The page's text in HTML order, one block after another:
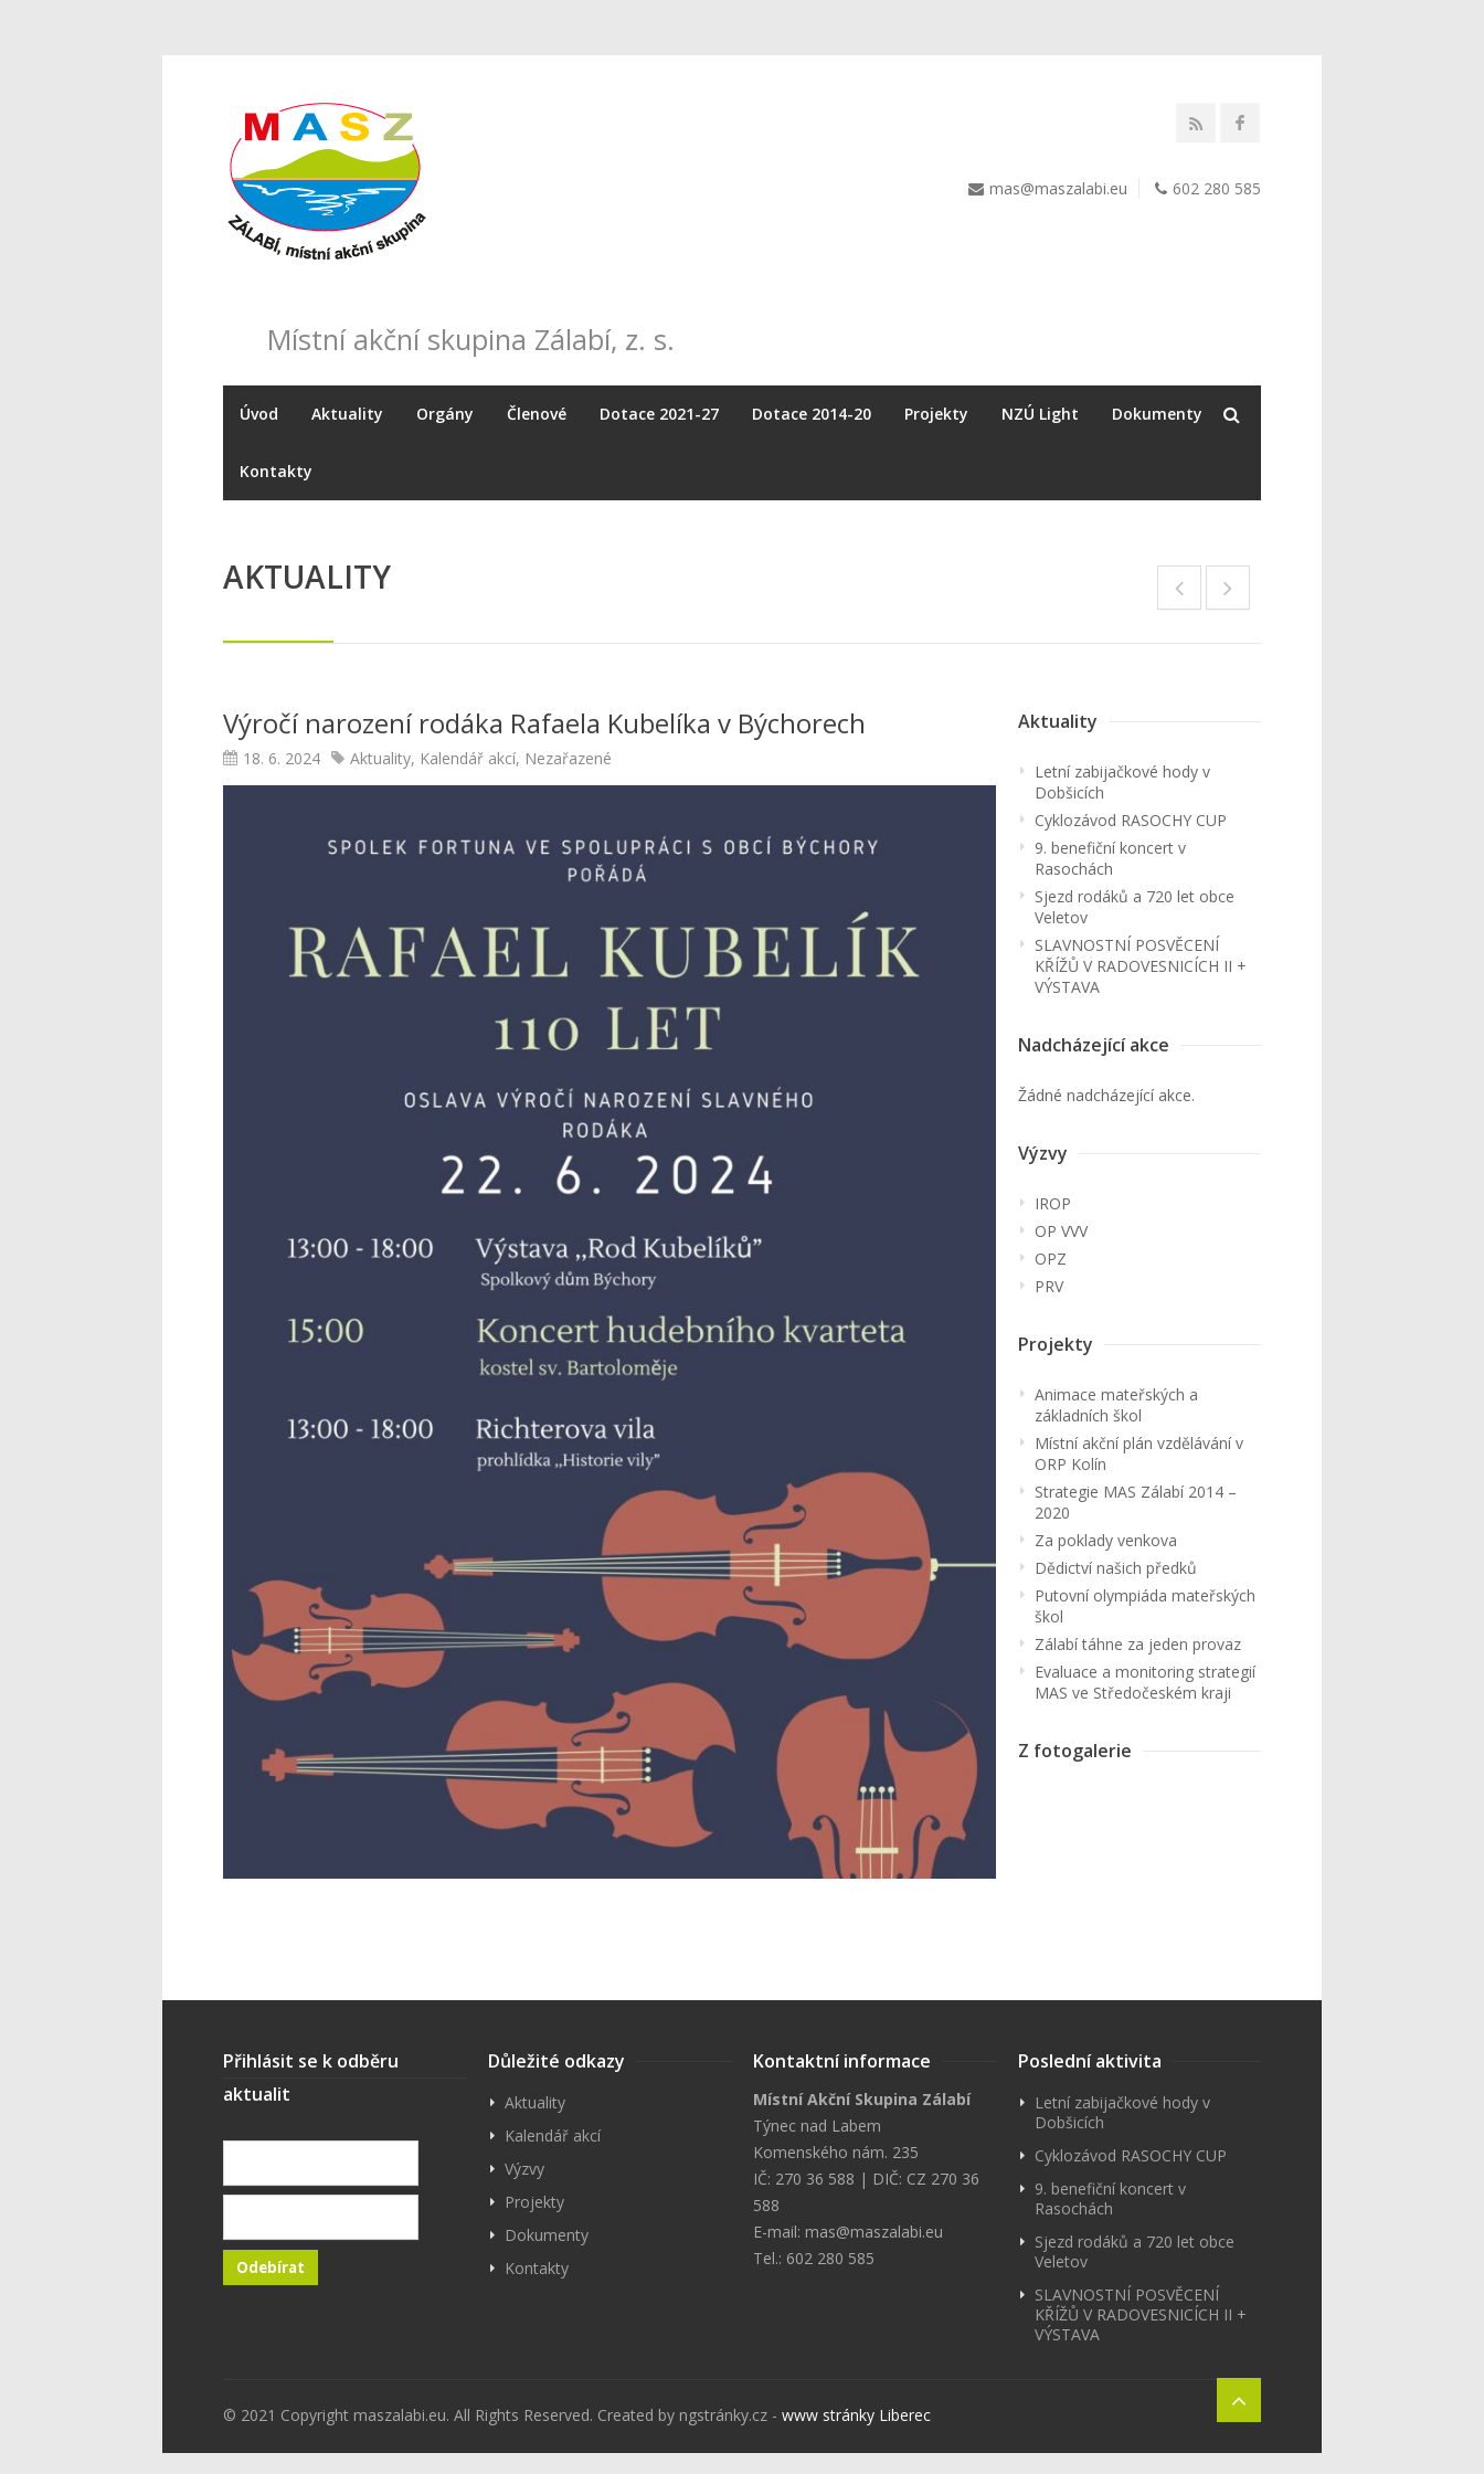
Místní akční skupina Zálabí, z. s.
mas@maszalabi.eu 602 280 585
Úvod Aktuality Orgány Členové Dotace 2021-27 Dotace 2014-20 Projekty NZÚ Light Dokumenty
Kontakty
AKTUALITY
Výročí narození rodáka Rafaela Kubelíka v Býchorech
18. 6. 2024 Aktuality, Kalendář akcí, Nezařazené
Aktuality
Letní zabijačkové hody v
Dobšicích
Cyklozávod RASOCHY CUP
9. benefiční koncert v
Rasochách
Sjezd rodáků a 720 let obce
Veletov
SLAVNOSTNÍ POSVĚCENÍ
KŘÍŽŮ V RADOVESNICÍCH II +
VÝSTAVA
Nadcházející akce
Žádné nadcházející akce.
Výzvy
IROP
OP VVV
OPZ
PRV
Projekty
Animace mateřských a
základních škol
Místní akční plán vzdělávání v
ORP Kolín
Strategie MAS Zálabí 2014 –
2020
Za poklady venkova
Dědictví našich předků
Putovní olympiáda mateřských
škol
Zálabí táhne za jeden provaz
Evaluace a monitoring strategií
MAS ve Středočeském kraji
Z fotogalerie
Přihlásit se k odběru
aktualit
Důležité odkazy
Aktuality
Kalendář akcí
Výzvy
Projekty
Dokumenty
Kontakty
Kontaktní informace
Místní Akční Skupina Zálabí
Týnec nad Labem
Komenského nám. 235
IČ: 270 36 588 | DIČ: CZ 270 36
588
E-mail: mas@maszalabi.eu
Tel.: 602 280 585
Poslední aktivita
Letní zabijačkové hody v
Dobšicích
Cyklozávod RASOCHY CUP
9. benefiční koncert v
Rasochách
Sjezd rodáků a 720 let obce
Veletov
SLAVNOSTNÍ POSVĚCENÍ
KŘÍŽŮ V RADOVESNICÍCH II +
VÝSTAVA
© 2021 Copyright maszalabi.eu. All Rights Reserved. Created by ngstránky.cz - www stránky Liberec